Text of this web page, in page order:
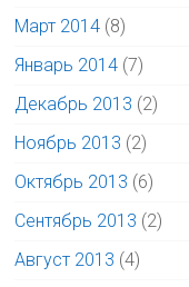
Март 2014 (8)
Январь 2014 (7)
Декабрь 2013 (2)
Ноябрь 2013 (2)
Октябрь 2013 (6)
Сентябрь 2013 (2)
Август 2013 (4)